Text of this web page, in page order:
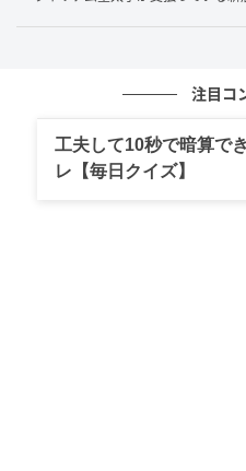
ィクトリアさんに対し、
足元は、トレンドのスト
無理しないお洒落がお好
注目コ
工夫して10秒で暗算で
レ【毎日クイズ】